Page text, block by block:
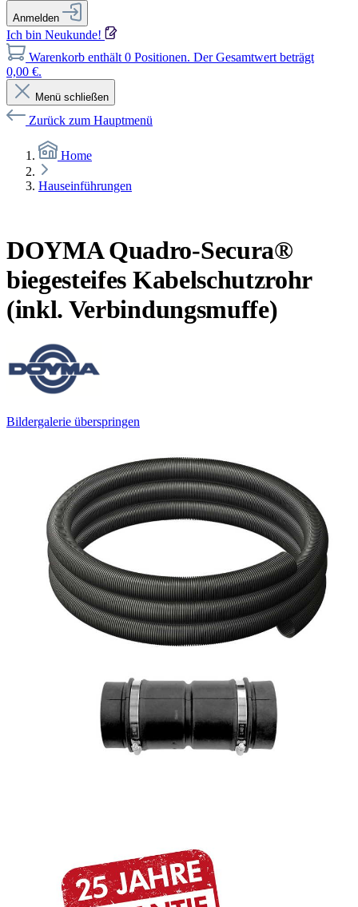
Anmelden
Ich bin Neukunde!
Warenkorb enthält 0 Positionen. Der Gesamtwert beträgt
0,00 €.
Menü schließen
Zurück zum Hauptmenü
Home
Hauseinführungen
DOYMA Quadro-Secura®
biegesteifes Kabelschutzrohr
(inkl. Verbindungsmuffe)
Bildergalerie überspringen